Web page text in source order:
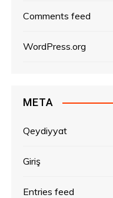
Comments feed
WordPress.org
META
Qeydiyyat
Giriş
Entries feed